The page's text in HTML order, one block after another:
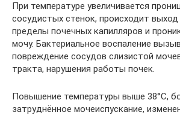
При температуре увеличивается
сосудистых стенок, происходит
пределы почечных капилляров и
мочу. Бактериальное воспаление
повреждение сосудов слизистой
тракта, нарушения работы почек.
Повышение температуры выше 38°C,
затруднённое мочеиспускание,